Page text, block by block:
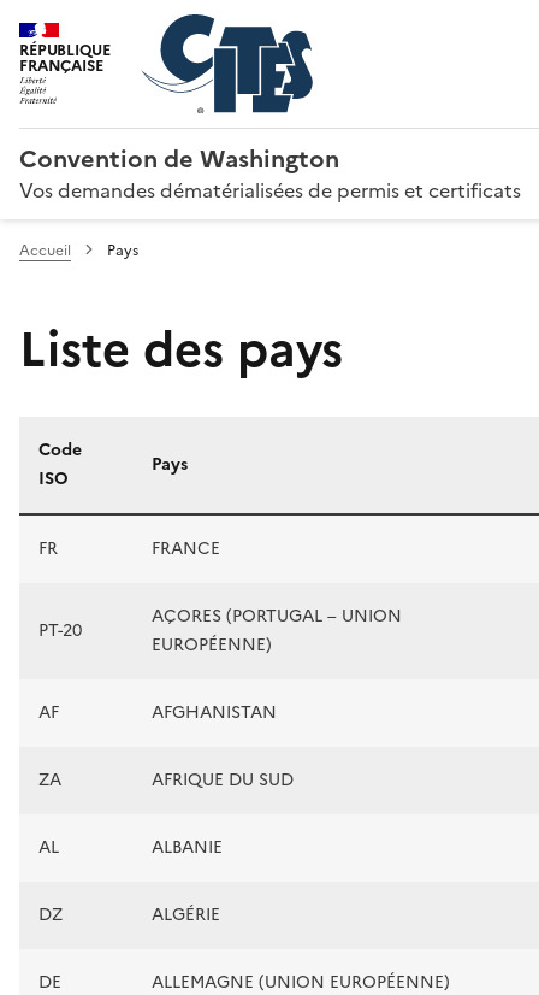
RÉPUBLIQUE
FRANÇAISE
Convention de Washington
Vos demandes dématérialisées de permis et certificats
Accueil Pays
Liste des pays
Liste des pays
Code
ISO
Pays
FR FRANCE
PT-20
AÇORES (PORTUGAL – UNION
EUROPÉENNE)
AF AFGHANISTAN
ZA AFRIQUE DU SUD
AL ALBANIE
DZ ALGÉRIE
DE ALLEMAGNE (UNION EUROPÉENNE)